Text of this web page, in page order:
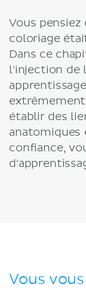
Vous
coloriage
Dans ce
l'injection de
établir des
anatomiques
confiance,
Vous